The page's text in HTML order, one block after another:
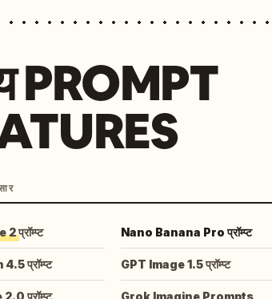
PROMPT
प्रॉम्प्ट Nano Banana Pro प्रॉम्प्ट
प्रॉम्प्ट GPT Image 1.5 प्रॉम्प्ट
प्रॉम्प्ट Grok Imagine Prompts